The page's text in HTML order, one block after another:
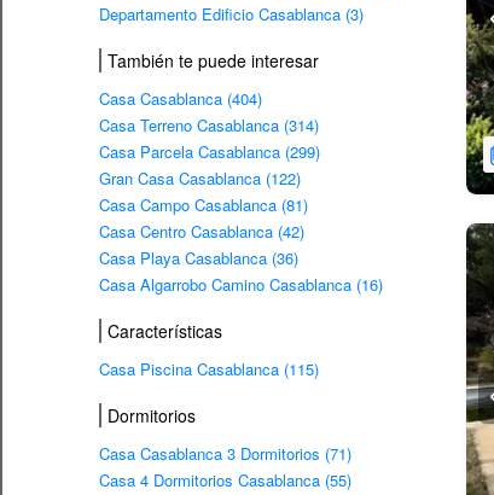
Departamento Edificio Casablanca (3)
También te puede interesar
Casa Casablanca (404)
Casa Terreno Casablanca (314)
Casa Parcela Casablanca (299)
Gran Casa Casablanca (122)
Casa Campo Casablanca (81)
Casa Centro Casablanca (42)
Casa Playa Casablanca (36)
Casa Algarrobo Camino Casablanca (16)
Características
Casa Piscina Casablanca (115)
Dormitorios
Casa Casablanca 3 Dormitorios (71)
Casa 4 Dormitorios Casablanca (55)